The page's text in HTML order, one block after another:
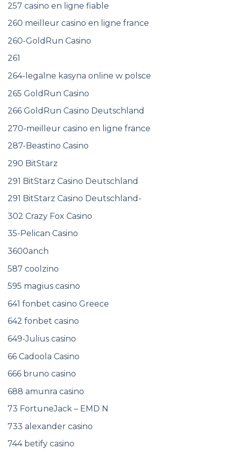
257 casino en ligne fiable
260 meilleur casino en ligne france
260-GoldRun Casino
261
264-legalne kasyna online w polsce
265 GoldRun Casino
266 GoldRun Casino Deutschland
270-meilleur casino en ligne france
287-Beastino Casino
290 BitStarz
291 BitStarz Casino Deutschland
291 BitStarz Casino Deutschland-
302 Crazy Fox Casino
35-Pelican Casino
3600anch
587 coolzino
595 magius casino
641 fonbet casino Greece
642 fonbet casino
649-Julius casino
66 Cadoola Casino
666 bruno casino
688 amunra casino
73 FortuneJack – EMD N
733 alexander casino
744 betify casino